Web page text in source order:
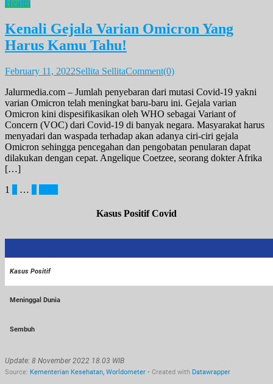
Health
Kenali Gejala Varian Omicron Yang
Harus Kamu Tahu!
February 11, 2022Sellita SellitaComment(0)
Jalurmedia.com – Jumlah penyebaran dari mutasi Covid-19 yakni
varian Omicron telah meningkat baru-baru ini. Gejala varian
Omicron kini dispesifikasikan oleh WHO sebagai Variant of
Concern (VOC) dari Covid-19 di banyak negara. Masyarakat harus
menyadari dan waspada terhadap akan adanya ciri-ciri gejala
Omicron sehingga pencegahan dan pengobatan penularan dapat
dilakukan dengan cepat. Angelique Coetzee, seorang dokter Afrika
[…]
Posts
1 …
Kasus Positif Covid